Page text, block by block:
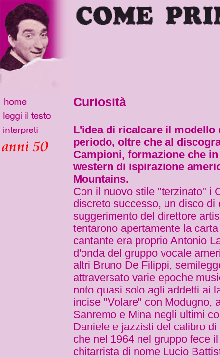
Curiosità
L'idea di ricalcare il modello
periodo, oltre che al
Campioni, formazione che
western di ispirazione
Mountains.
Con il nuovo stile "terzinato" i
discreto successo, un disco
suggerimento del direttore
tentarono apertamente la
cantante era proprio Antonio
d'onda del gruppo vocale
altri Bruno De Filippi,
attraversato varie epoche
noto quasi solo agli addetti ai
incise "Volare" con Modugno,
Sanremo e Mina negli ultimi
Daniele e jazzisti del calibro
che nel 1964 nel gruppo fece
chitarrista di nome Lucio